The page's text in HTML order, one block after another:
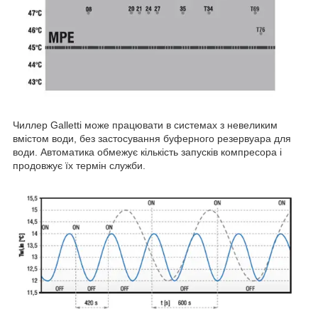
Чиллер Galletti може працювати в системах з невеликим
вмістом води, без застосування буферного резервуара для
води. Автоматика обмежує кількість запусків компресора і
продовжує їх термін служби.